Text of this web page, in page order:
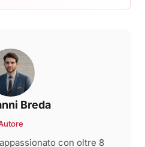
Breda
con oltre 8